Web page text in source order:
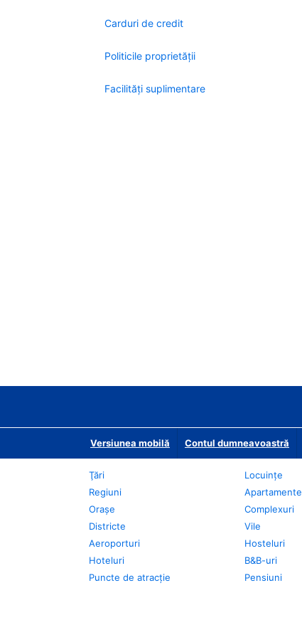
Carduri de credit
Politicile proprietății
Facilităţi suplimentare
Versiunea mobilă Contul dumneavoastră
Ţări
Regiuni
Oraşe
Districte
Aeroporturi
Hoteluri
Puncte de atracţie
Locuințe
Apartamente
Complexuri
Vile
Hosteluri
B&B-uri
Pensiuni